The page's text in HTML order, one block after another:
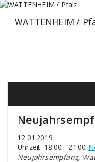
Zum
springenWATTENHEIM /
12.01.2019
Uhrzeit: 18:00 - 21:00
Neujahrsempfang,